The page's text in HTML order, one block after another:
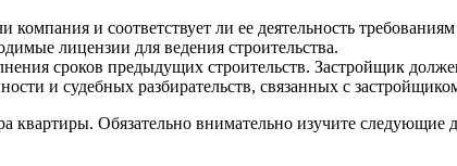
компания и соответствует ли ее деятельность требованиям
лицензии для ведения строительства.
сроков предыдущих строительств. Застройщик
и судебных разбирательств, связанных с
квартиры. Обязательно внимательно изучите следующие